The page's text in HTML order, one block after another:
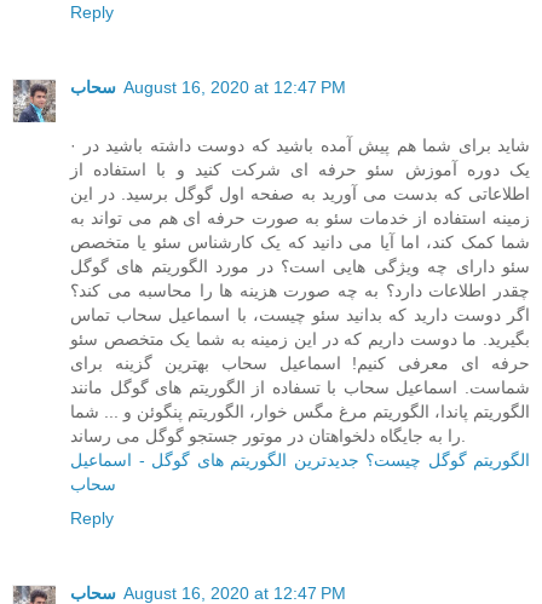
Reply
سحاب August 16, 2020 at 12:47 PM
· شاید برای شما هم پیش آمده باشید که دوست داشته باشید در
یک دوره آموزش سئو حرفه ای شرکت کنید و با استفاده از
اطلاعاتی که بدست می آورید به صفحه اول گوگل برسید. در این
زمینه استفاده از خدمات سئو به صورت حرفه ای هم می تواند به
شما کمک کند، اما آیا می دانید که یک کارشناس سئو یا متخصص
سئو دارای چه ویژگی هایی است؟ در مورد الگوریتم های گوگل
چقدر اطلاعات دارد؟ به چه صورت هزینه ها را محاسبه می کند؟
اگر دوست دارید که بدانید سئو چیست، با اسماعیل سحاب تماس
بگیرید. ما دوست داریم که در این زمینه به شما یک متخصص سئو
حرفه ای معرفی کنیم! اسماعیل سحاب بهترین گزینه برای
شماست. اسماعیل سحاب با تسفاده از الگوریتم های گوگل مانند
الگوریتم پاندا، الگوریتم مرغ مگس خوار، الگوریتم پنگوئن و ... شما
الگوریتم گوگل چیست؟ جدیدترین الگوریتم های گوگل - اسماعیل
سحاب
Reply
سحاب August 16, 2020 at 12:47 PM